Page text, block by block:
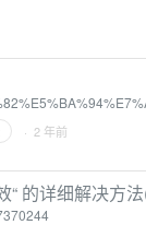
· 2 年前
“ 的详细解决方